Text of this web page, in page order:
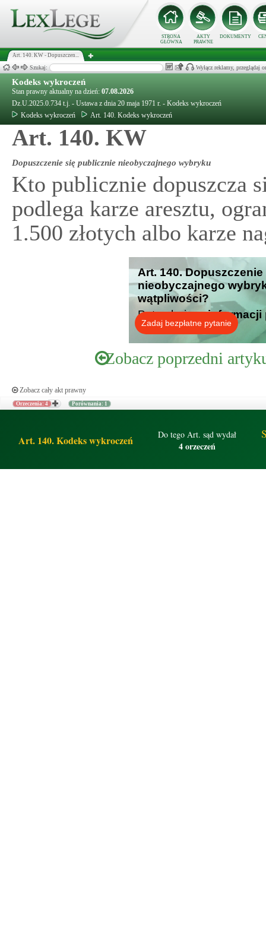
STRONA
GŁÓWNA
AKTY
PRAWNE
DOKUMENTY
Art. 140. KW - Dopuszczen...
Szukaj: Wyłącz reklamy, przeglądaj
Kodeks wykroczeń
Stan prawny aktualny na dzień: 07.08.2026
Dz.U.2025.0.734 t.j. - Ustawa z dnia 20 maja 1971 r. - Kodeks wykroczeń
Kodeks wykroczeń
Art. 140. Kodeks wykroczeń
Art. 140. KW
Dopuszczenie się publicznie nieobyczajnego wybryku
Kto publicznie dopuszcza
podlega karze aresztu,
1.500 złotych albo karze
Art. 140.
nieobyczajnego
wątpliwości?
Potrzebujeszinformacji
Zadaj bezpłatne pytanie
Zobacz poprzedni
Zobacz cały akt prawny
Orzeczenia: 4 Porównania: 1
Art. 140. Kodeks wykroczeń Do tego Art. sąd wydał
4 orzeczeń